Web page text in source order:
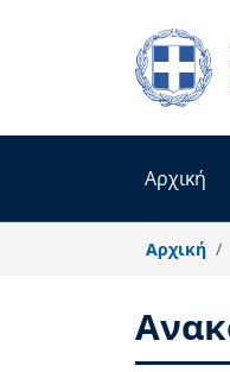
Αρχική
Αρχική